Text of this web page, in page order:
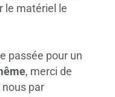
le matériel le
passée pour un
, merci de
par